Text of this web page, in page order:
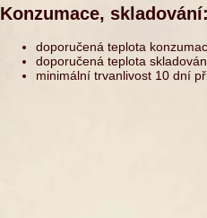
Konzumace,
doporučená teplota
doporučená teplota
minimální trvanlivost 10 dní